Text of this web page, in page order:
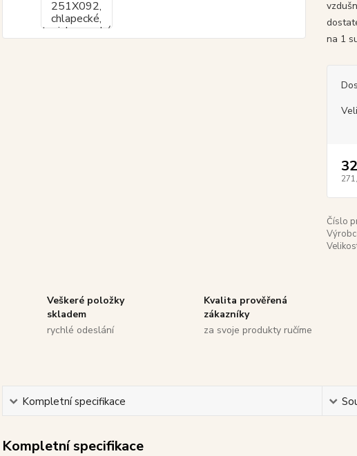
na 1
Číslo
Veškeré položky
skladem
rychlé odeslání
Kvalita prověřená
zákazníky
za svoje produkty ručíme
Kompletní specifikace
Kompletní specifikace